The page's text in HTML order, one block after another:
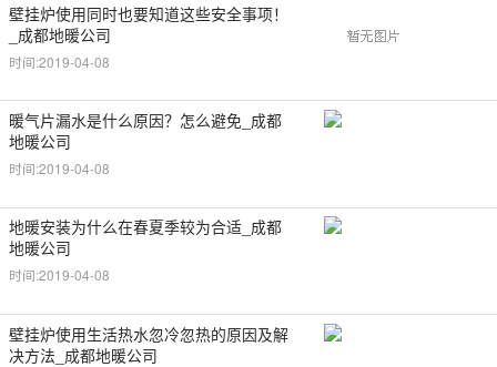
壁挂炉使用同时也要知道这些安全事项！
_成都地暖公司
时间:2019-04-08
暖气片漏水是什么原因？怎么避免_成都
地暖公司
时间:2019-04-08
地暖安装为什么在春夏季较为合适_成都
地暖公司
时间:2019-04-08
壁挂炉使用生活热水忽冷忽热的原因及解
决方法_成都地暖公司